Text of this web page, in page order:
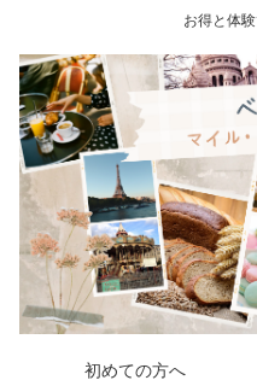
お得と体
初めての方へ